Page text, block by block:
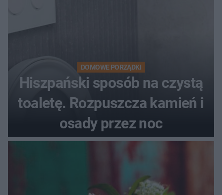
DOMOWE PORZĄDKI
Hiszpański sposób na czystą
toaletę. Rozpuszcza kamień i
osady przez noc